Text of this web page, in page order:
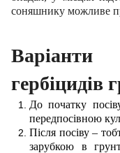
соняшнику можливе
гербіцидів
До початку
передпосівною
Після посіву –
зарубкою в